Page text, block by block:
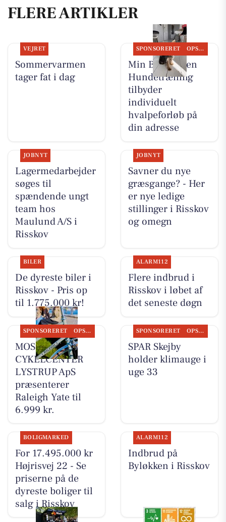
FLERE ARTIKLER
VEJRET
Sommervarmen
tager fat i dag
SPONSORERET OPSLAGSTAVLEN
Min Bedste Ven
Hundetræning
tilbyder
individuelt
hvalpeforløb på
din adresse
JOBNYT
Lagermedarbejder
søges til
spændende ungt
team hos
Maulund A/S i
Risskov
JOBNYT
Savner du nye
græsgange? - Her
er nye ledige
stillinger i Risskov
og omegn
BILER
De dyreste biler i
Risskov - Pris op
til 1.775.000 kr!
ALARM112
Flere indbrud i
Risskov i løbet af
det seneste døgn
SPONSORERET OPSLAGSTAVLEN
MOSQUITO
CYKELCENTER
LYSTRUP ApS
præsenterer
Raleigh Yate til
6.999 kr.
SPONSORERET OPSLAGSTAVLEN
SPAR Skejby
holder klimauge i
uge 33
BOLIGMARKED
For 17.495.000 kr
Højrisvej 22 - Se
priserne på de
dyreste boliger til
salg i Risskov
ALARM112
Indbrud på
Byløkken i Risskov